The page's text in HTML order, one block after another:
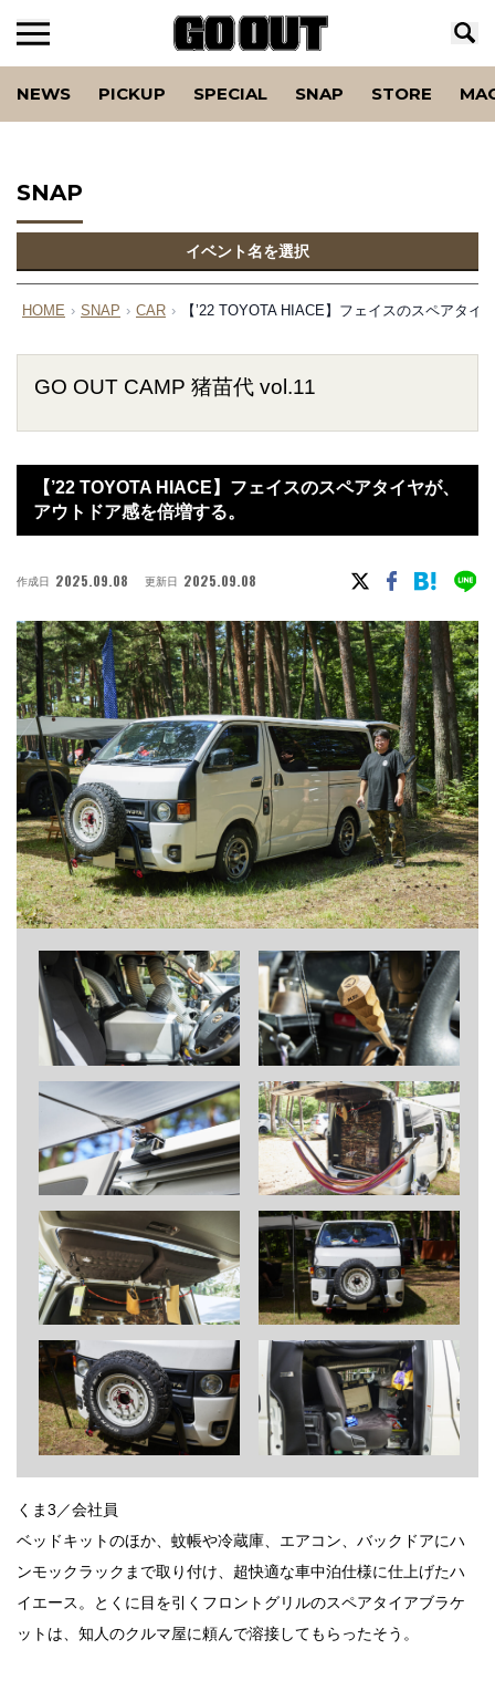
NEWS PICKUP SPECIAL SNAP STORE
SNAP
イベント名を選択
HOME › SNAP › CAR › 【’22 TOYOTA HIACE】フェイスのスペアタ
GO OUT CAMP 猪苗代 vol.11
【’22 TOYOTA HIACE】フェイスのスペアタイヤが、
アウトドア感を倍増する。
作成日 2025.09.08 更新日 2025.09.08
くま3／会社員
ベッドキットのほか、蚊帳や冷蔵庫、エアコン、バックドアにハ
ンモックラックまで取り付け、超快適な車中泊仕様に仕上げたハ
イエース。とくに目を引くフロントグリルのスペアタイアブラケ
ットは、知人のクルマ屋に頼んで溶接してもらったそう。